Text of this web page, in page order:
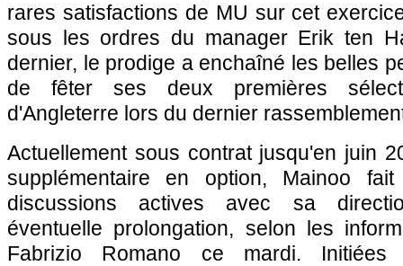
rares satisfactions de MU sur cet
sous les ordres du manager Erik ten
dernier, le prodige a enchaîné les belles
de fêter ses deux premières
d'Angleterre lors du dernier
Actuellement sous contrat jusqu'en juin
supplémentaire en option, Mainoo
discussions actives avec sa
éventuelle prolongation, selon les
Fabrizio Romano ce mardi.